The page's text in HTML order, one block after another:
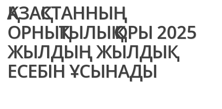
ҚАЗАҚСТАННЫҢ
ОРНЫҚТЫЛЫҚ ҚОРЫ 2025
ЖЫЛДЫҢ ЖЫЛДЫҚ
ЕСЕБІН ҰСЫНАДЫ